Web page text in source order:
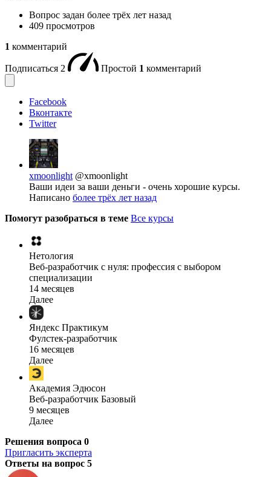
Вопрос задан более трёх лет назад
409 просмотров
1 комментарий
Подписаться 2 Простой 1 комментарий
Facebook
Вконтакте
Twitter
xmoonlight @xmoonlight
Ваши идеи за ваши деньги - очень хорошие курсы.
Написано более трёх лет назад
Помогут разобраться в теме Все курсы
Нетология
Веб-разработчик с нуля: профессия с выбором
специализации
14 месяцев
Далее
Яндекс Практикум
Фулстек-разработчик
16 месяцев
Далее
Академия Эдюсон
Веб-разработчик Базовый
9 месяцев
Далее
Решения вопроса 0
Пригласить эксперта
Ответы на вопрос 5